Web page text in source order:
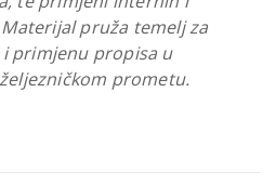
pruža temelj za
primjenu propisa u
prometu.